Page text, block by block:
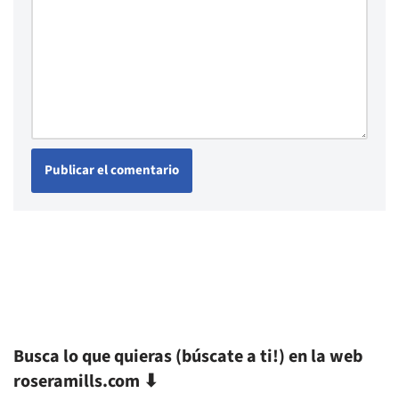
Busca lo que quieras (búscate a ti!) en la web
roseramills.com ⬇